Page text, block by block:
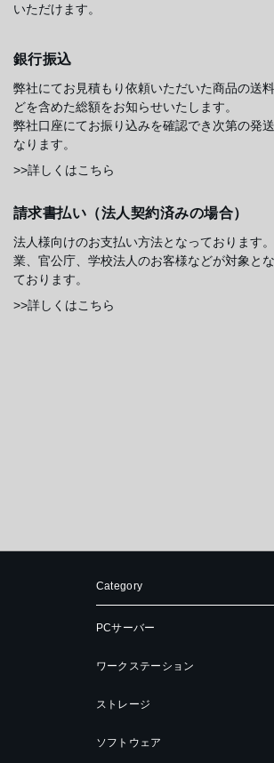
いただけます。
銀行振込
弊社にてお見積もり依頼いただいた商品の送
どを含めた総額をお知らせいたします。
弊社口座にてお振り込みを確認でき次第の発
なります。
>>詳しくはこちら
請求書払い（法人契約済みの場合）
法人様向けのお支払い方法となっております
業、官公庁、学校法人のお客様などが対象と
ております。
>>詳しくはこちら
Category
PCサーバー
ワークステーション
ストレージ
ソフトウェア